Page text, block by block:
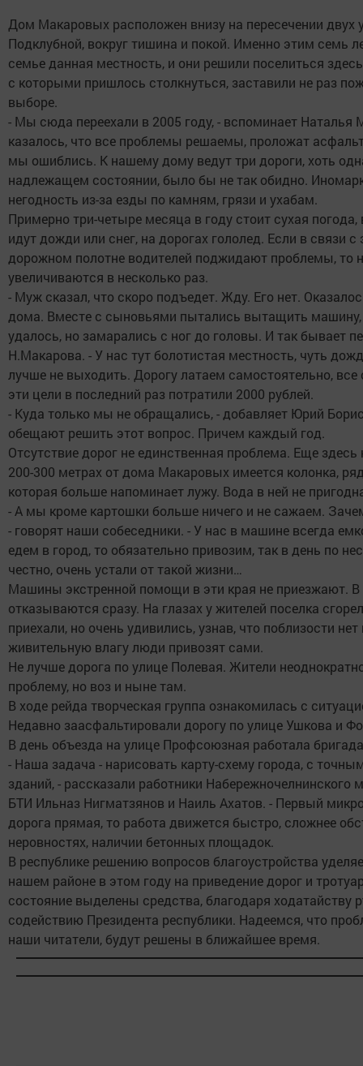
Дом Макаровых расположен внизу на пересечении двух
Подклубной, вокруг тишина и покой. Именно этим семь
семье данная местность, и они решили поселиться
с которыми пришлось столкнуться, заставили не раз
выборе.
- Мы сюда переехали в 2005 году, - вспоминает Наталья
казалось, что все проблемы решаемы, проложат
мы ошиблись. К нашему дому ведут три дороги, хоть
надлежащем состоянии, было бы не так обидно.
негодность из-за езды по камням, грязи и ухабам.
Примерно три-четыре месяца в году стоит сухая
идут дожди или снег, на дорогах гололед. Если в связи
дорожном полотне водителей поджидают проблемы, то
увеличиваются в несколько раз.
- Муж сказал, что скоро подъедет. Жду. Его нет.
дома. Вместе с сыновьями пытались вытащить машину,
удалось, но замарались с ног до головы. И так бывает
Н.Макарова. - У нас тут болотистая местность, чуть
лучше не выходить. Дорогу латаем самостоятельно,
эти цели в последний раз потратили 2000 рублей.
- Куда только мы не обращались, - добавляет Юрий
обещают решить этот вопрос. Причем каждый год.
Отсутствие дорог не единственная проблема. Еще
200-300 метрах от дома Макаровых имеется колонка,
которая больше напоминает лужу. Вода в ней не
- А мы кроме картошки больше ничего и не сажаем.
- говорят наши собеседники. - У нас в машине всегда
едем в город, то обязательно привозим, так в день по
честно, очень устали от такой жизни…
Машины экстренной помощи в эти края не приезжают. В
отказываются сразу. На глазах у жителей поселка
приехали, но очень удивились, узнав, что поблизости
живительную влагу люди привозят сами.
Не лучше дорога по улице Полевая. Жители
проблему, но воз и ныне там.
В ходе рейда творческая группа ознакомилась с
Недавно заасфальтировали дорогу по улице Ушкова и
В день объезда на улице Профсоюзная работала
- Наша задача - нарисовать карту-схему города, с
зданий, - рассказали работники Набережночелнинского
БТИ Ильназ Нигматзянов и Наиль Ахатов. - Первый
дорога прямая, то работа движется быстро, сложнее
неровностях, наличии бетонных площадок.
В республике решению вопросов благоустройства
нашем районе в этом году на приведение дорог и
состояние выделены средства, благодаря ходатайству
содействию Президента республики. Надеемся, что
наши читатели, будут решены в ближайшее время.